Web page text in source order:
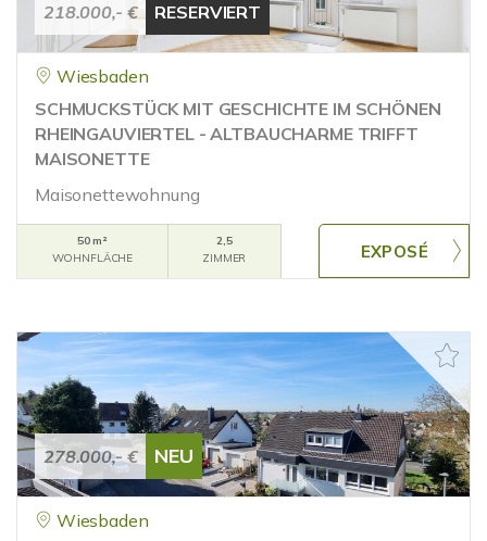
218.000,- € RESERVIERT
Wiesbaden
SCHMUCKSTÜCK MIT GESCHICHTE IM SCHÖNEN
RHEINGAUVIERTEL - ALTBAUCHARME TRIFFT
MAISONETTE
Maisonettewohnung
50 m²
WOHNFLÄCHE
2,5
ZIMMER
278.000,- € NEU
Wiesbaden